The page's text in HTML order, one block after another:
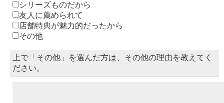
シリーズものだから
友人に薦められて
店舗特典が魅力的だったから
その他
上で「その他」を選んだ方は、その他の理由を教えてく
ださい。